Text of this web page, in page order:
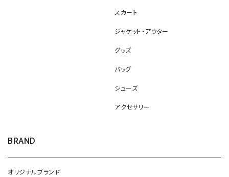
スカート
ジャケット・アウター
グッズ
バッグ
シューズ
アクセサリー
BRAND
オリジナルブランド